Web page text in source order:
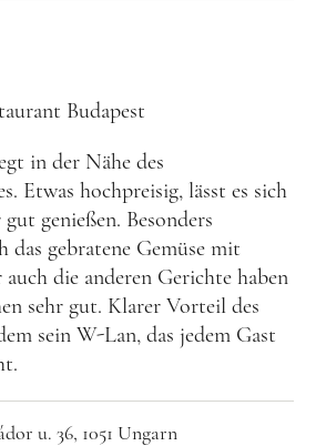
Griechenland
Italien
Malta
Spanien
Zypern
Westeuropa
Deutschland
Frankreich
in der Nähe des
Etwas hochpreisig, lässt es sich
genießen. Besonders
das gebratene Gemüse mit
die anderen Gerichte haben
sehr gut. Klarer Vorteil des
sein W-Lan, das jedem Gast
u. 36, 1051 Ungarn